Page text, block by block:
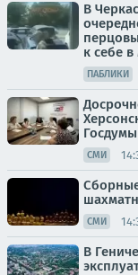
В
к себе
ПАБЛИКИ
Госдумы
СМИ
СМИ
В